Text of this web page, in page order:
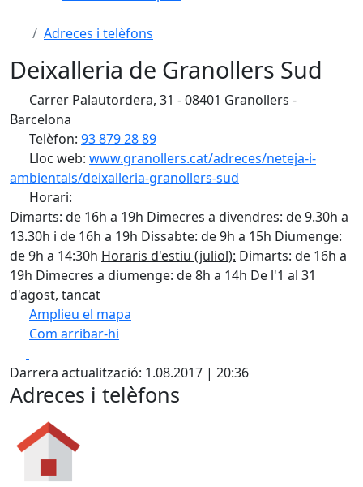
Adreces i telèfons
Deixalleria de Granollers Sud
Carrer Palautordera, 31 - 08401 Granollers -
Barcelona
Telèfon: 93 879 28 89
Lloc web: www.granollers.cat/adreces/neteja-i-
ambientals/deixalleria-granollers-sud
Horari:
Dimarts: de 16h a 19h Dimecres a divendres: de 9.30h a
13.30h i de 16h a 19h Dissabte: de 9h a 15h Diumenge:
de 9h a 14:30h Horaris d'estiu (juliol): Dimarts: de 16h a
19h Dimecres a diumenge: de 8h a 14h De l'1 al 31
d'agost, tancat
Amplieu el mapa
Com arribar-hi
+
−
Darrera actualització: 1.08.2017 | 20:36
Adreces i telèfons